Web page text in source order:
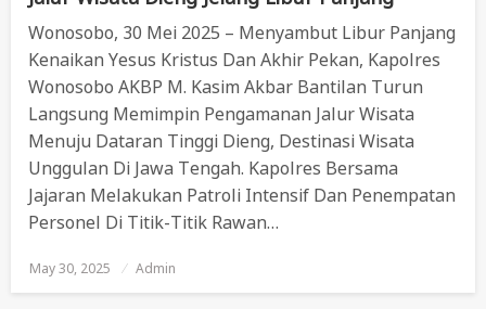
Wonosobo, 30 Mei 2025 – Menyambut Libur Panjang
Kenaikan Yesus Kristus Dan Akhir Pekan, Kapolres
Wonosobo AKBP M. Kasim Akbar Bantilan Turun
Langsung Memimpin Pengamanan Jalur Wisata
Menuju Dataran Tinggi Dieng, Destinasi Wisata
Unggulan Di Jawa Tengah. Kapolres Bersama
Jajaran Melakukan Patroli Intensif Dan Penempatan
Personel Di Titik-Titik Rawan…
Posted
On
May 30, 2025 Admin